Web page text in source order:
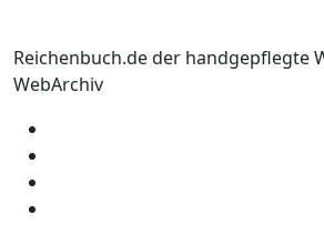
Reichenbuch.de der handgepflegte
WebArchiv